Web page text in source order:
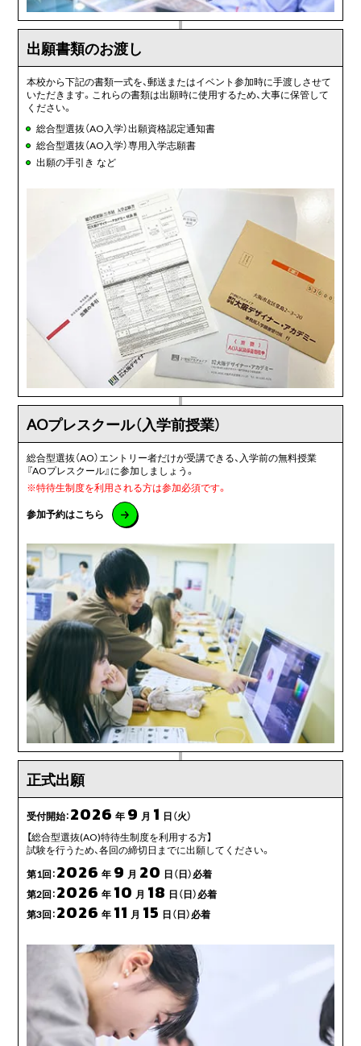
出願書類のお渡し
本校から下記の書類一式を、郵送またはイベント参加時に手渡しさせて
いただきます。これらの書類は出願時に使用するため、大事に保管して
ください。
総合型選抜（AO入学）出願資格認定通知書
総合型選抜（AO入学）専用入学志願書
出願の手引き など
AOプレスクール（入学前授業）
総合型選抜（AO）エントリー者だけが受講できる、入学前の無料授業
『AOプレスクール』に参加しましょう。
※特待生制度を利用される方は参加必須です。
参加予約はこちら
正式出願
受付開始：2026 年 9 月 1 日（火）
【総合型選抜(AO)特待生制度を利用する方】
試験を行うため、各回の締切日までに出願してください。
第1回：2026 年 9 月 20 日（日）必着
第2回：2026 年 10 月 18 日（日）必着
第3回：2026 年 11 月 15 日（日）必着